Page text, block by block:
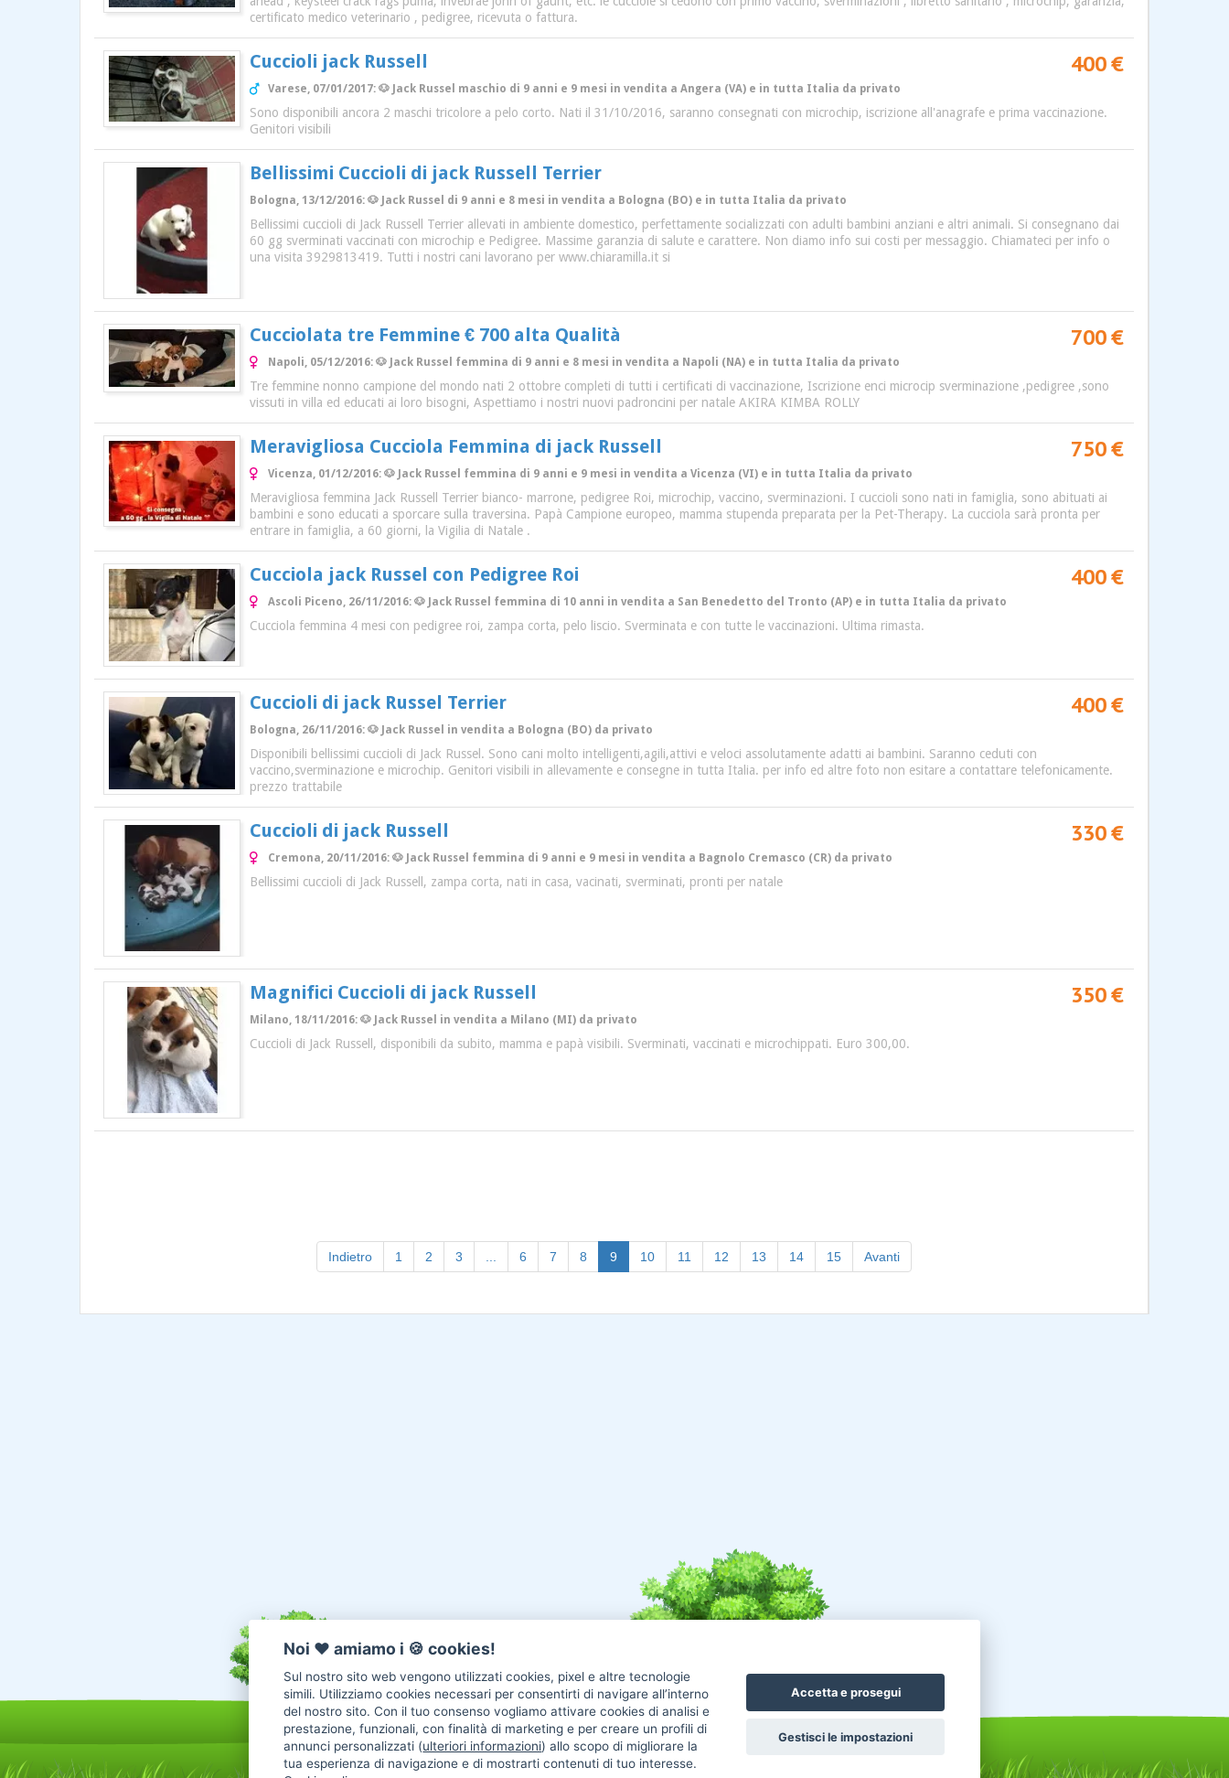
certificato medico veterinario , pedigree, ricevuta o fattura.
Cuccioli jack Russell 400 €
Varese, 07/01/2017: 🐶 Jack Russel maschio di 9 anni e 9 mesi in vendita a Angera (VA) e in tutta Italia da privato
Sono disponibili ancora 2 maschi tricolore a pelo corto. Nati il 31/10/2016, saranno consegnati con microchip, iscrizione all'anagrafe e prima vaccinazione.
Genitori visibili
Bellissimi Cuccioli di jack Russell Terrier
Bologna, 13/12/2016: 🐶 Jack Russel di 9 anni e 8 mesi in vendita a Bologna (BO) e in tutta Italia da privato
Bellissimi cuccioli di Jack Russell Terrier allevati in ambiente domestico, perfettamente socializzati con adulti bambini anziani e altri animali. Si consegnano dai
60 gg sverminati vaccinati con microchip e Pedigree. Massime garanzia di salute e carattere. Non diamo info sui costi per messaggio. Chiamateci per info o
una visita 3929813419. Tutti i nostri cani lavorano per www.chiaramilla.it si
Cucciolata tre Femmine € 700 alta Qualità 700 €
Napoli, 05/12/2016: 🐶 Jack Russel femmina di 9 anni e 8 mesi in vendita a Napoli (NA) e in tutta Italia da privato
Tre femmine nonno campione del mondo nati 2 ottobre completi di tutti i certificati di vaccinazione, Iscrizione enci microcip sverminazione ,pedigree ,sono
vissuti in villa ed educati ai loro bisogni, Aspettiamo i nostri nuovi padroncini per natale AKIRA KIMBA ROLLY
Meravigliosa Cucciola Femmina di jack Russell 750 €
Vicenza, 01/12/2016: 🐶 Jack Russel femmina di 9 anni e 9 mesi in vendita a Vicenza (VI) e in tutta Italia da privato
Meravigliosa femmina Jack Russell Terrier bianco- marrone, pedigree Roi, microchip, vaccino, sverminazioni. I cuccioli sono nati in famiglia, sono abituati ai
bambini e sono educati a sporcare sulla traversina. Papà Campione europeo, mamma stupenda preparata per la Pet-Therapy. La cucciola sarà pronta per
entrare in famiglia, a 60 giorni, la Vigilia di Natale .
Cucciola jack Russel con Pedigree Roi 400 €
Ascoli Piceno, 26/11/2016: 🐶 Jack Russel femmina di 10 anni in vendita a San Benedetto del Tronto (AP) e in tutta Italia da privato
Cucciola femmina 4 mesi con pedigree roi, zampa corta, pelo liscio. Sverminata e con tutte le vaccinazioni. Ultima rimasta.
Cuccioli di jack Russel Terrier 400 €
Bologna, 26/11/2016: 🐶 Jack Russel in vendita a Bologna (BO) da privato
Disponibili bellissimi cuccioli di Jack Russel. Sono cani molto intelligenti,agili,attivi e veloci assolutamente adatti ai bambini. Saranno ceduti con
vaccino,sverminazione e microchip. Genitori visibili in allevamente e consegne in tutta Italia. per info ed altre foto non esitare a contattare telefonicamente.
prezzo trattabile
Cuccioli di jack Russell 330 €
Cremona, 20/11/2016: 🐶 Jack Russel femmina di 9 anni e 9 mesi in vendita a Bagnolo Cremasco (CR) da privato
Bellissimi cuccioli di Jack Russell, zampa corta, nati in casa, vacinati, sverminati, pronti per natale
Magnifici Cuccioli di jack Russell 350 €
Milano, 18/11/2016: 🐶 Jack Russel in vendita a Milano (MI) da privato
Cuccioli di Jack Russell, disponibili da subito, mamma e papà visibili. Sverminati, vaccinati e microchippati. Euro 300,00.
Indietro 1 2 3 6 7 8 9 (current)
10 11 12 13 14 15 Avanti
Noi ♥️ amiamo i 🍪 cookies!
Sul nostro sito web vengono utilizzati cookies, pixel e altre tecnologie
simili. Utilizziamo cookies necessari per consentirti di navigare all’interno
del nostro sito. Con il tuo consenso vogliamo attivare cookies di analisi e
prestazione, funzionali, con finalità di marketing e per creare un profili di
annunci personalizzati (ulteriori informazioni) allo scopo di migliorare la
tua esperienza di navigazione e di mostrarti contenuti di tuo interesse.
Accetta e prosegui
Gestisci le impostazioni